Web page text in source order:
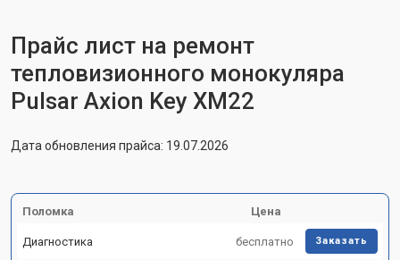
Прайс лист на ремонт
тепловизионного монокуляра
Pulsar Axion Key XM22
Дата обновления прайса: 19.07.2026
Поломка Цена
Диагностика бесплатно Заказать